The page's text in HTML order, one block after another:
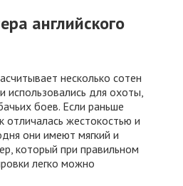
английского
несколько сотен
использовались для охоты,
боев. Если раньше
отличалась жестокостью и
они имеют мягкий и
который при правильном
легко можно